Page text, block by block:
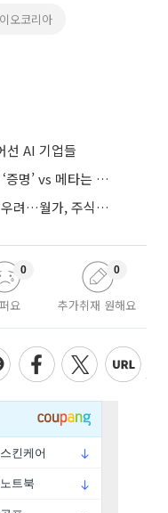
오코리아
선 AI 기업들
AI 투자에서 수익 경쟁으로⋯MS는 ‘증명’ vs 메타는 ‘숙제’
연준 금리 동결에 인플레 늦장 대응 우려…월가, 주식도 채권도 던졌다
요
0
추가취재 원해요
0